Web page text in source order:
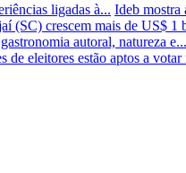
ligadas à... Ideb mostra
(SC) crescem mais de US$ 1
autoral, natureza e...
de eleitores estão aptos a votar